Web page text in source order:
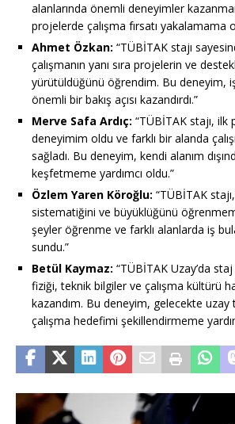
alanlarında önemli deneyimler
projelerde çalışma fırsatı yakalamama
Ahmet Özkan: “TÜBİTAK stajı
çalışmanın yanı sıra projelerin ve
yürütüldüğünü öğrendim. Bu deneyim,
önemli bir bakış açısı kazandırdı.”
Merve Safa Ardıç: “TÜBİTAK stajı, ilk
deneyimim oldu ve farklı bir alanda
sağladı. Bu deneyim, kendi alanım
keşfetmeme yardımcı oldu.”
Özlem Yaren Köroğlu: “TÜBİTAK
sistematiğini ve büyüklüğünü
şeyler öğrenme ve farklı alanlarda iş
sundu.”
Betül Kaymaz: “TÜBİTAK Uzay’da
fiziği, teknik bilgiler ve çalışma kültürü
kazandım. Bu deneyim, gelecekte uzay
çalışma hedefimi şekillendirmeme